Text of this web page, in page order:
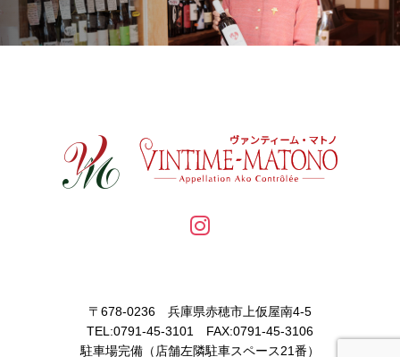
〒678-0236 兵庫県赤穂市上仮屋南4-5
TEL:0791-45-3101 FAX:0791-45-3106
駐車場完備（店舗左隣駐車スペース21番）